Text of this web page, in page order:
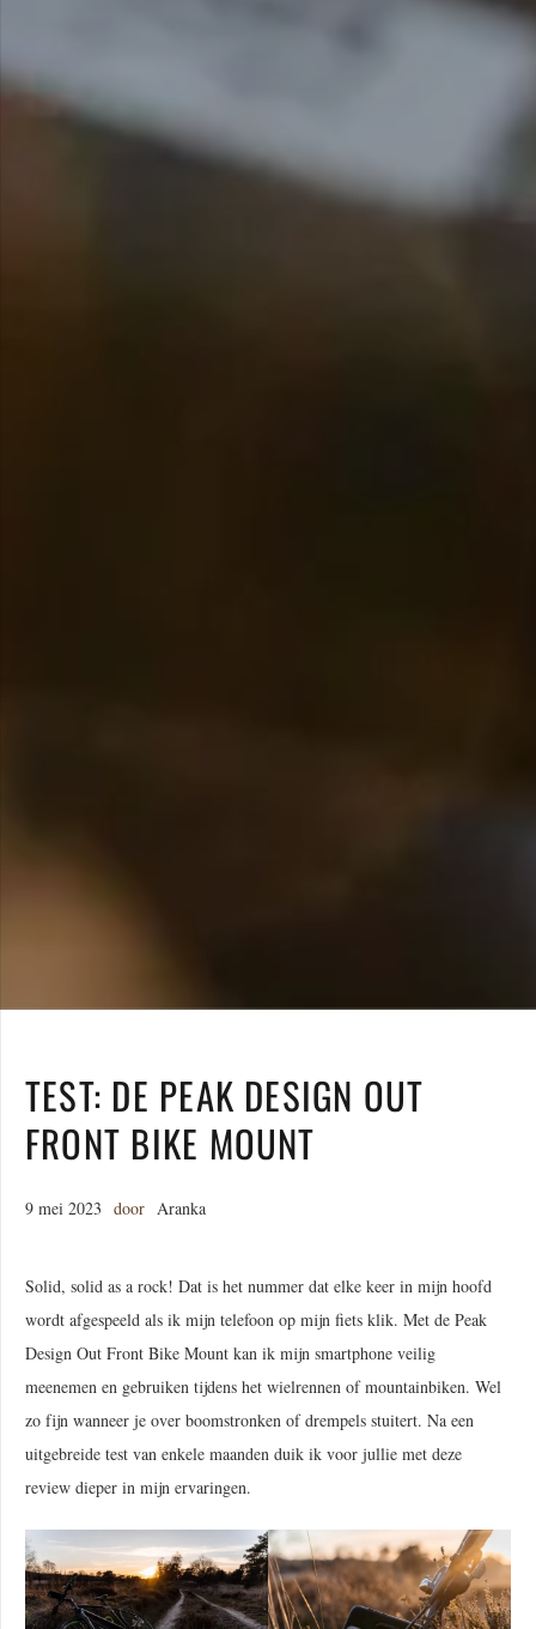
TEST: DE PEAK DESIGN OUT
FRONT BIKE MOUNT
9 mei 2023 door Aranka
Solid, solid as a rock! Dat is het nummer dat elke keer in mijn hoofd
wordt afgespeeld als ik mijn telefoon op mijn fiets klik. Met de Peak
Design Out Front Bike Mount kan ik mijn smartphone veilig
meenemen en gebruiken tijdens het wielrennen of mountainbiken. Wel
zo fijn wanneer je over boomstronken of drempels stuitert. Na een
uitgebreide test van enkele maanden duik ik voor jullie met deze
review dieper in mijn ervaringen.